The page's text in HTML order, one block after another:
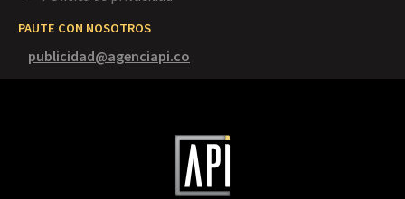
PAUTE CON NOSOTROS
publicidad@agenciapi.co